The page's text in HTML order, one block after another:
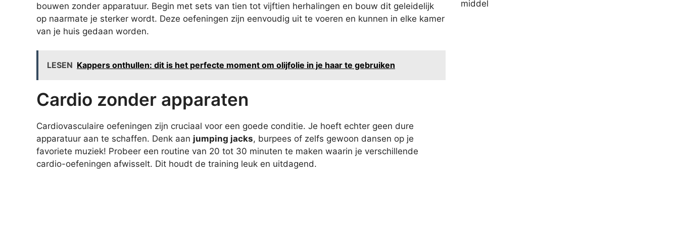
bouwen zonder apparatuur. Begin met sets van tien tot vijftien herhalingen en bouw dit geleidelijk
op naarmate je sterker wordt. Deze oefeningen zijn eenvoudig uit te voeren en kunnen in elke kamer
van je huis gedaan worden.
LESEN Kappers onthullen: dit is het perfecte moment om olijfolie in je haar te gebruiken
Cardio zonder apparaten
Cardiovasculaire oefeningen zijn cruciaal voor een goede conditie. Je hoeft echter geen dure
apparatuur aan te schaffen. Denk aan jumping jacks, burpees of zelfs gewoon dansen op je
favoriete muziek! Probeer een routine van 20 tot 30 minuten te maken waarin je verschillende
cardio-oefeningen afwisselt. Dit houdt de training leuk en uitdagend.